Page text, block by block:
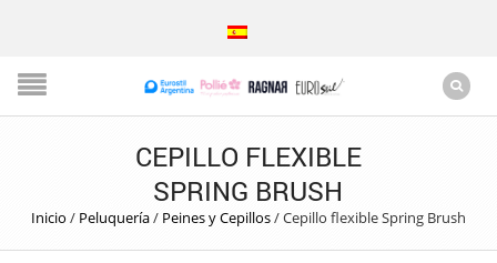
CEPILLO FLEXIBLE
SPRING BRUSH
Inicio/ Peluquería/ Peines y Cepillos/Cepillo flexible Spring Brush